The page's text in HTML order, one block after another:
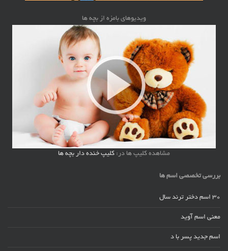
ویدیوهای بامزه از بچه ها
مشاهده کلیپ ها در: کلیپ خنده دار بچه ها
بررسی تخصصی اسم ها
30 اسم دختر ترند سال
معنی اسم آوید
اسم جدید پسر با د